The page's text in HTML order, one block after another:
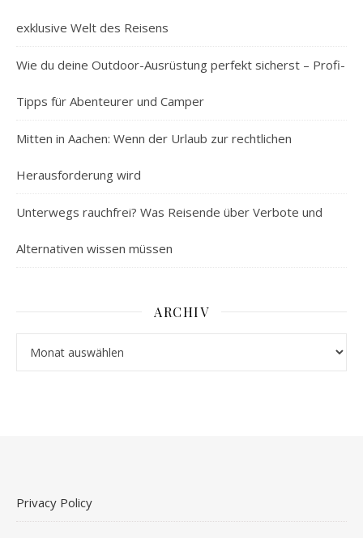
exklusive Welt des Reisens
Wie du deine Outdoor-Ausrüstung perfekt sicherst – Profi-
Tipps für Abenteurer und Camper
Mitten in Aachen: Wenn der Urlaub zur rechtlichen
Herausforderung wird
Unterwegs rauchfrei? Was Reisende über Verbote und
Alternativen wissen müssen
ARCHIV
Privacy Policy